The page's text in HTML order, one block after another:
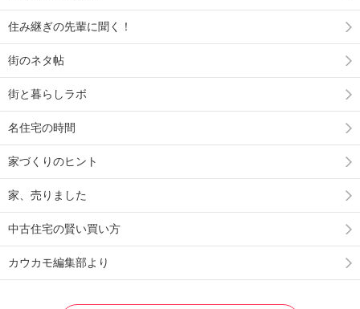
住み継ぎの先輩に聞く！
街のネタ帖
街と暮らしラボ
名住宅の時間
家づくりのヒント
家、売りました
中古住宅の賢い買い方
カウカモ編集部より